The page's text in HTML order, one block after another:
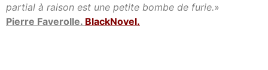
partial à raison est une petite bombe de furie.»
Pierre Faverolle. BlackNovel.